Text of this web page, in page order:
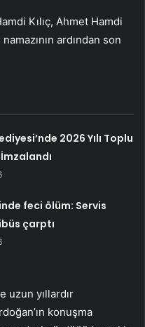
Kılıç, Ahmet Hamdi
ardından son
2026 Yılı Toplu
feci ölüm: Servis
çarptı
uzun yıllardır
konuşma